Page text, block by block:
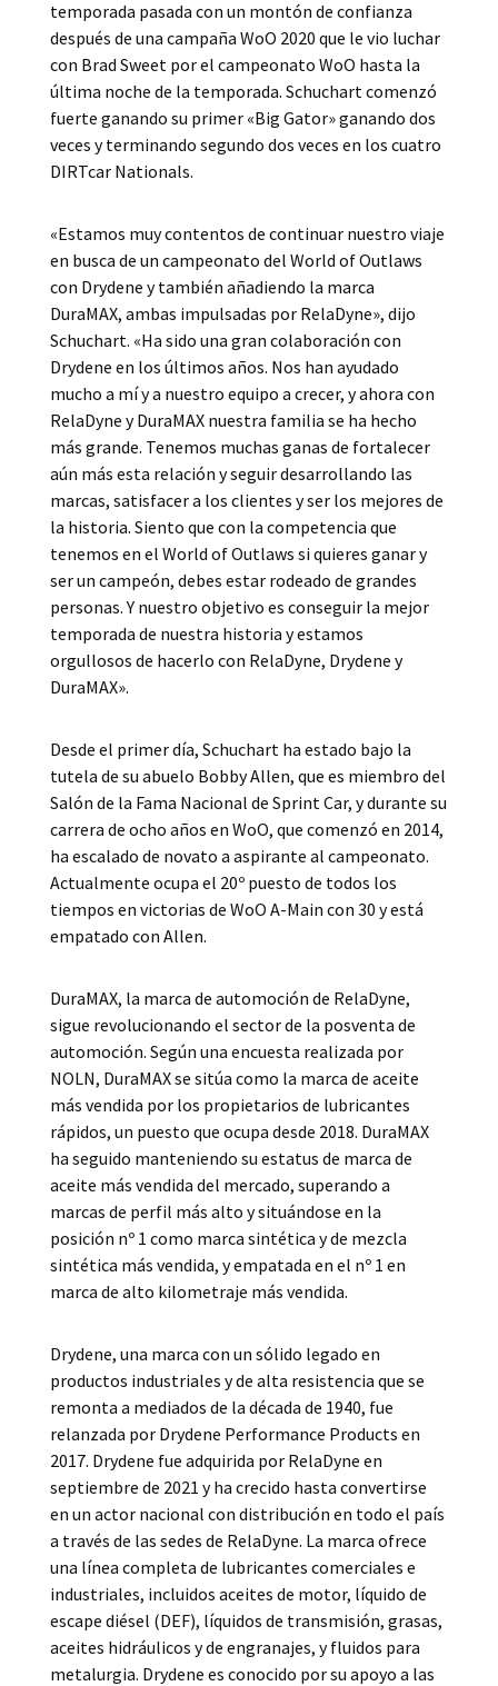
temporada pasada con un montón de confianza
después de una campaña WoO 2020 que le vio luchar
con Brad Sweet por el campeonato WoO hasta la
última noche de la temporada. Schuchart comenzó
fuerte ganando su primer «Big Gator» ganando dos
veces y terminando segundo dos veces en los cuatro
DIRTcar Nationals.
«Estamos muy contentos de continuar nuestro viaje
en busca de un campeonato del World of Outlaws
con Drydene y también añadiendo la marca
DuraMAX, ambas impulsadas por RelaDyne», dijo
Schuchart. «Ha sido una gran colaboración con
Drydene en los últimos años. Nos han ayudado
mucho a mí y a nuestro equipo a crecer, y ahora con
RelaDyne y DuraMAX nuestra familia se ha hecho
más grande. Tenemos muchas ganas de fortalecer
aún más esta relación y seguir desarrollando las
marcas, satisfacer a los clientes y ser los mejores de
la historia. Siento que con la competencia que
tenemos en el World of Outlaws si quieres ganar y
ser un campeón, debes estar rodeado de grandes
personas. Y nuestro objetivo es conseguir la mejor
temporada de nuestra historia y estamos
orgullosos de hacerlo con RelaDyne, Drydene y
DuraMAX».
Desde el primer día, Schuchart ha estado bajo la
tutela de su abuelo Bobby Allen, que es miembro del
Salón de la Fama Nacional de Sprint Car, y durante su
carrera de ocho años en WoO, que comenzó en 2014,
ha escalado de novato a aspirante al campeonato.
Actualmente ocupa el 20º puesto de todos los
tiempos en victorias de WoO A-Main con 30 y está
empatado con Allen.
DuraMAX, la marca de automoción de RelaDyne,
sigue revolucionando el sector de la posventa de
automoción. Según una encuesta realizada por
NOLN, DuraMAX se sitúa como la marca de aceite
más vendida por los propietarios de lubricantes
rápidos, un puesto que ocupa desde 2018. DuraMAX
ha seguido manteniendo su estatus de marca de
aceite más vendida del mercado, superando a
marcas de perfil más alto y situándose en la
posición nº 1 como marca sintética y de mezcla
sintética más vendida, y empatada en el nº 1 en
marca de alto kilometraje más vendida.
Drydene, una marca con un sólido legado en
productos industriales y de alta resistencia que se
remonta a mediados de la década de 1940, fue
relanzada por Drydene Performance Products en
2017. Drydene fue adquirida por RelaDyne en
septiembre de 2021 y ha crecido hasta convertirse
en un actor nacional con distribución en todo el país
a través de las sedes de RelaDyne. La marca ofrece
una línea completa de lubricantes comerciales e
industriales, incluidos aceites de motor, líquido de
escape diésel (DEF), líquidos de transmisión, grasas,
aceites hidráulicos y de engranajes, y fluidos para
metalurgia. Drydene es conocido por su apoyo a las